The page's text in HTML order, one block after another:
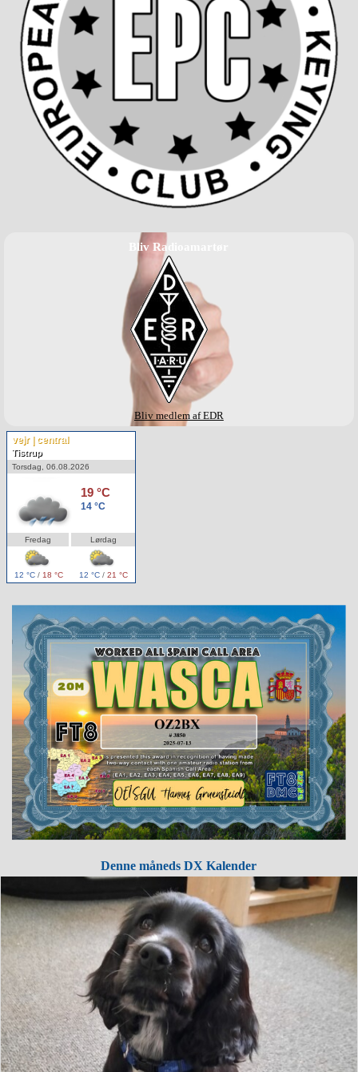
Bliv Radioamartør
Bliv medlem af EDR
vejr | central
Tistrup
Torsdag, 06.08.2026
19 °C
14 °C
Fredag Lørdag
12 °C / 18 °C 12 °C / 21 °C
Denne måneds DX Kalender